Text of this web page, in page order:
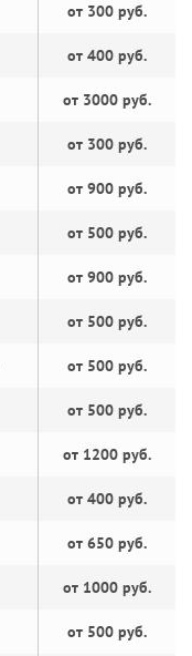
от 300 руб.
от 400 руб.
от 3000 руб.
от 300 руб.
от 900 руб.
от 500 руб.
от 900 руб.
от 500 руб.
от 500 руб.
от 500 руб.
от 1200 руб.
от 400 руб.
от 650 руб.
от 1000 руб.
от 500 руб.